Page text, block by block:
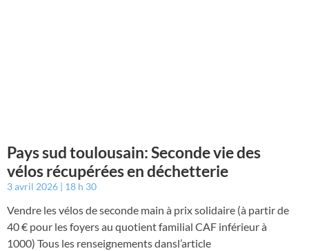
Pays sud toulousain: Seconde vie des
vélos récupérées en déchetterie
3 avril 2026 18 h 30
Vendre les vélos de seconde main à prix solidaire (à partir de
40 € pour les foyers au quotient familial CAF inférieur à
1000) Tous les renseignements dansl’article